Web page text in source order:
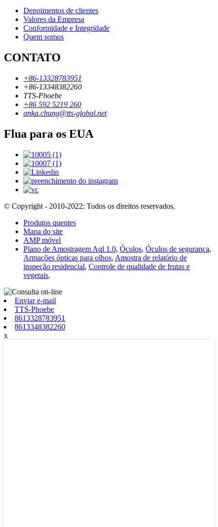
Depoimentos de clientes
Valores da Empresa
Conformidade e Integridade
Quem somos
CONTATO
+86-13328783951
+86-13348382260
TTS-Phoebe
+86 592 5219 260
anka.chung@tts-global.net
Flua para os EUA
© Copyright - 2010-2022: Todos os direitos reservados.
Produtos quentes
Mapa do site
AMP móvel
Plano de Amostragem Aql 1.0, Óculos, Óculos de segurança,
Armações ópticas para olhos, Amostra de relatório de
inspeção residencial, Controle de qualidade de frutas e
vegetais,
Enviar e-mail
TTS-Phoebe
8613328783951
8613348382260
x